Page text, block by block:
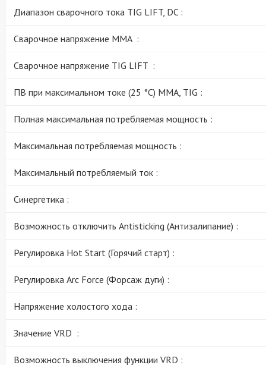
Диапазон сварочного тока TIG LIFT, DC :
Сварочное напряжение MMA :
Сварочное напряжение TIG LIFT :
ПВ при максимальном токе (25 °C) ММА, TIG :
Полная максимальная потребляемая мощность :
Максимальная потребляемая мощность :
Максимальный потребляемый ток :
Синергетика :
Возможность отключить Antisticking (Антизалипание) :
Регулировка Hot Start (Горячий старт) :
Регулировка Arc Force (Форсаж дуги) :
Напряжение холостого хода :
Значение VRD :
Возможность выключения функции VRD :